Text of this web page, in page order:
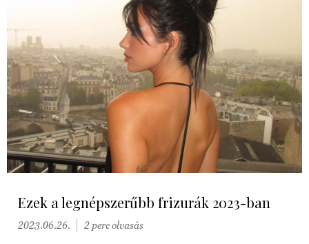
Ezek a legnépszerűbb frizurák 2023-ban
2023.06.26. 2 perc olvasás